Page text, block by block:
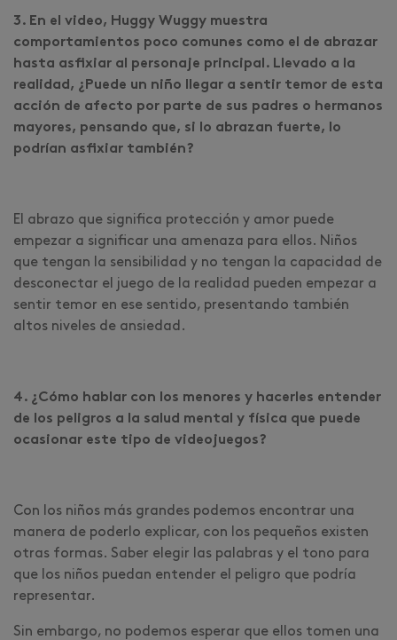
3. En el video, Huggy Wuggy muestra
comportamientos poco comunes como el de abrazar
hasta asfixiar al personaje principal. Llevado a la
realidad, ¿Puede un niño llegar a sentir temor de esta
acción de afecto por parte de sus padres o hermanos
mayores, pensando que, si lo abrazan fuerte, lo
podrían asfixiar también?
El abrazo que significa protección y amor puede
empezar a significar una amenaza para ellos. Niños
que tengan la sensibilidad y no tengan la capacidad de
desconectar el juego de la realidad pueden empezar a
sentir temor en ese sentido, presentando también
altos niveles de ansiedad.
4. ¿Cómo hablar con los menores y hacerles entender
de los peligros a la salud mental y física que puede
ocasionar este tipo de videojuegos?
Con los niños más grandes podemos encontrar una
manera de poderlo explicar, con los pequeños existen
otras formas. Saber elegir las palabras y el tono para
que los niños puedan entender el peligro que podría
representar.
Sin embargo, no podemos esperar que ellos tomen una